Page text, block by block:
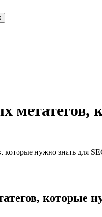
метатегов,
которые нужно знать для
которые